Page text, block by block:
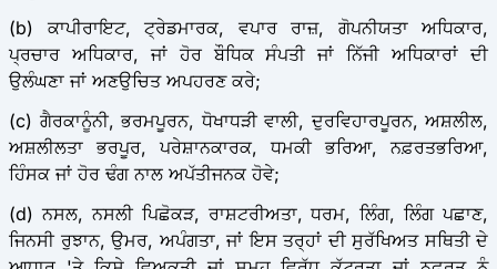
(b) ਕਾਪੀਰਾਇਟ, ਟ੍ਰੇਡਮਾਰਕ, ਵਪਾਰ ਰਾਜ਼, ਗੋਪਨੀਯਤਾ ਅਧਿਕਾਰ,
ਪ੍ਰਚਾਰ ਅਧਿਕਾਰ, ਜਾਂ ਹੋਰ ਬੌਧਿਕ ਸੰਪਤੀ ਜਾਂ ਨਿੱਜੀ ਅਧਿਕਾਰਾਂ ਦੀ
ਉਲੰਘਣਾ ਜਾਂ ਅਣਉਚਿਤ ਅਪਹਰਣ ਕਰੇ;
(c) ਗੈਰਕਾਨੂੰਨੀ, ਭਰਮਪੂਰਨ, ਧੋਖਾਧੜੀ ਵਾਲੀ, ਦੁਰਵਿਹਾਰਪੂਰਨ, ਅਸ਼ਲੀਲ,
ਅਸ਼ਲੀਲਤਾ ਭਰਪੂਰ, ਪਰੇਸ਼ਾਨਕਾਰਕ, ਧਮਕੀ ਭਰਿਆ, ਨਫ਼ਰਤਭਰਿਆ,
ਹਿੰਸਕ ਜਾਂ ਹੋਰ ਢੰਗ ਨਾਲ ਅਪੱਤੀਜਨਕ ਹੋਵੇ;
(d) ਨਸਲ, ਨਸਲੀ ਪਿਛੋਕੜ, ਰਾਸ਼ਟਰੀਅਤਾ, ਧਰਮ, ਲਿੰਗ, ਲਿੰਗ ਪਛਾਣ,
ਜਿਨਸੀ ਰੁਝਾਨ, ਉਮਰ, ਅਪੰਗਤਾ, ਜਾਂ ਇਸ ਤਰ੍ਹਾਂ ਦੀ ਸੁਰੱਖਿਅਤ ਸਥਿਤੀ ਦੇ